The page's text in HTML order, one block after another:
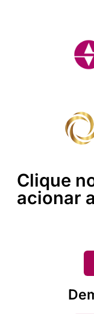
Clique
acionar